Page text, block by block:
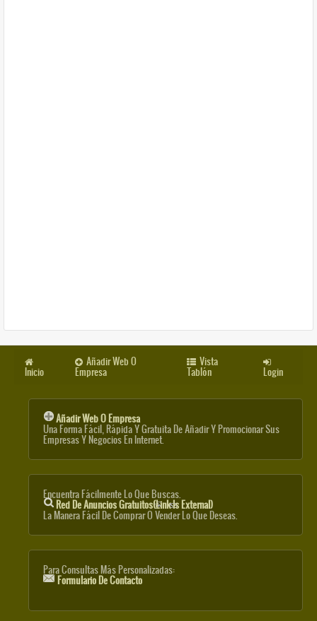
Inicio
Añadir Web O
Empresa
Vista
Tablón Login
Añadir Web O Empresa
Una Forma Fácil, Rápida Y Gratuita De Añadir Y Promocionar Sus
Empresas Y Negocios En Internet.
Encuentra Fácilmente Lo Que Buscas.
Red De Anuncios Gratuitos(link Is External)
La Manera Fácil De Comprar O Vender Lo Que Deseas.
Para Consultas Más Personalizadas:
Formulario De Contacto